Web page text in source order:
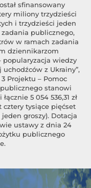
sfinansowany
miliony trzydzieści
i trzydzieści jeden
zadania publicznego,
w ramach zadania
dziennikarzom
popularyzacja wiedzy
z Ukrainy”,
Projektu – Pomoc
publicznego stanowi
5 054 536,31 zł
tysiące pięćset
groszy). Dotacja
ustawy z dnia 24
publicznego